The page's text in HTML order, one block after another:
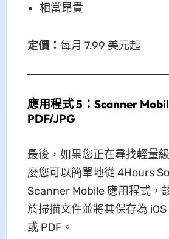
相當昂貴
定價： 每月 7.99 美元起
應用程式 5：Scanner
PDF/JPG
最後，如果您正在尋找輕量
麼您可以簡單地從 4Hours
Scanner Mobile 應用程式，
於掃描文件並將其保存為
或 PDF。